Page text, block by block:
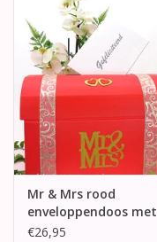
Mr & Mrs rood
enveloppendoos met
goud
€26,95